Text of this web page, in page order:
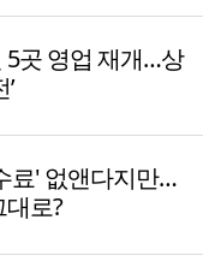
5곳 영업 재개…상
료' 없앤다지만…
로?